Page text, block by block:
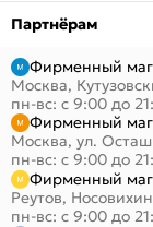
Партнёрам
Фирменный
Москва,
пн-вс: с 9:00 до
Фирменный
Москва, ул.
пн-вс: с 9:00 до
Фирменный
Реутов,
пн-вс: с 9:00 до